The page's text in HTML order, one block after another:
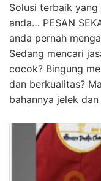
Solusi terbaik
anda… PESAN
anda pernah
Sedang mencari
cocok? Bingung
dan berkualitas?
bahannya jelek